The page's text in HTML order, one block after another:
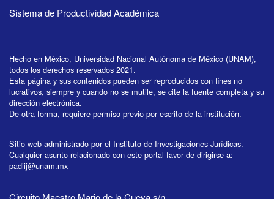
Sistema de Productividad Académica
Hecho en México, Universidad Nacional Autónoma de México (UNAM),
todos los derechos reservados 2021.
Esta página y sus contenidos pueden ser reproducidos con fines no
lucrativos, siempre y cuando no se mutile, se cite la fuente completa y su
dirección electrónica.
De otra forma, requiere permiso previo por escrito de la institución.
Sitio web administrado por el Instituto de Investigaciones Jurídicas.
Cualquier asunto relacionado con este portal favor de dirigirse a:
padiij@unam.mx